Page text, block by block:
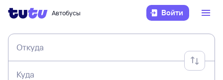
Автобусы Войти
Откуда
Куда